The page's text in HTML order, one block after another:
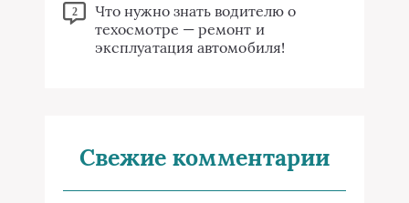
2
Что нужно знать водителю о
техосмотре — ремонт и
эксплуатация автомобиля!
Свежие комментарии